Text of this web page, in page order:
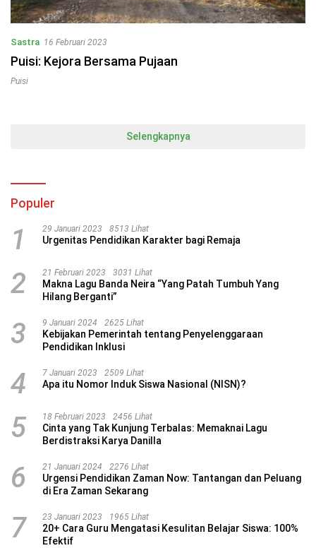
Sastra 16 Februari 2023
Puisi: Kejora Bersama Pujaan
Puisi
Selengkapnya
Populer
1 29 Januari 2023 8513 Lihat
Urgenitas Pendidikan Karakter bagi Remaja
2 21 Februari 2023 3031 Lihat
Makna Lagu Banda Neira “Yang Patah Tumbuh Yang
Hilang Berganti”
3 9 Januari 2024 2625 Lihat
Kebijakan Pemerintah tentang Penyelenggaraan
Pendidikan Inklusi
4 7 Januari 2023 2509 Lihat
Apa itu Nomor Induk Siswa Nasional (NISN)?
5 18 Februari 2023 2456 Lihat
Cinta yang Tak Kunjung Terbalas: Memaknai Lagu
Berdistraksi Karya Danilla
6 21 Januari 2024 2276 Lihat
Urgensi Pendidikan Zaman Now: Tantangan dan Peluang
di Era Zaman Sekarang
7 23 Januari 2023 1965 Lihat
20+ Cara Guru Mengatasi Kesulitan Belajar Siswa: 100%
Efektif